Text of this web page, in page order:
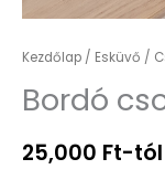
Kezdőlap/ Esküvő /
Bordó
25,000 Ft-tól